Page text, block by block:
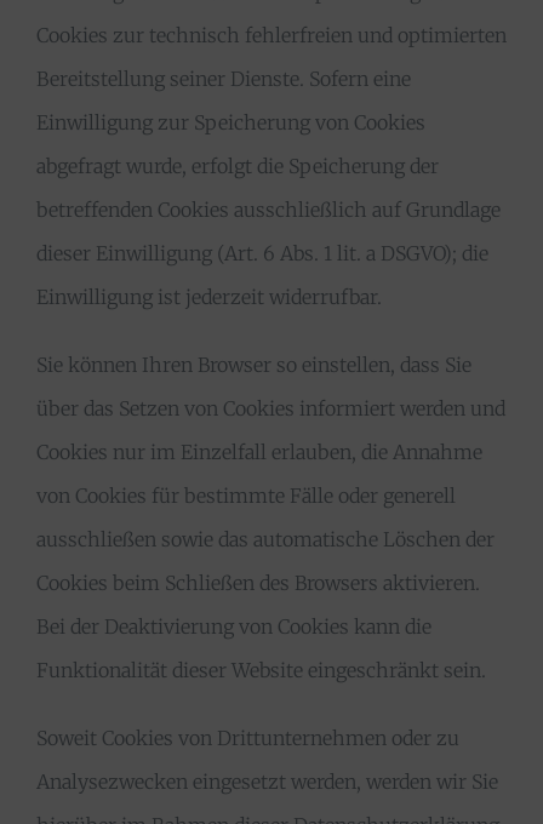
Cookies zur technisch fehlerfreien und optimierten
Bereitstellung seiner Dienste. Sofern eine
Einwilligung zur Speicherung von Cookies
abgefragt wurde, erfolgt die Speicherung der
betreffenden Cookies ausschließlich auf Grundlage
dieser Einwilligung (Art. 6 Abs. 1 lit. a DSGVO); die
Einwilligung ist jederzeit widerrufbar.
Sie können Ihren Browser so einstellen, dass Sie
über das Setzen von Cookies informiert werden und
Cookies nur im Einzelfall erlauben, die Annahme
von Cookies für bestimmte Fälle oder generell
ausschließen sowie das automatische Löschen der
Cookies beim Schließen des Browsers aktivieren.
Bei der Deaktivierung von Cookies kann die
Funktionalität dieser Website eingeschränkt sein.
Soweit Cookies von Drittunternehmen oder zu
Analysezwecken eingesetzt werden, werden wir Sie